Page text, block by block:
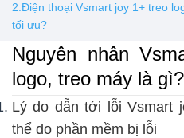
2.Điện thoại Vsmart joy 1+ treo
tối ưu?
Nguyên nhân
logo, treo máy là gì?
Lý do dẫn tới lỗi Vsmart
thể do phần mềm bị lỗi